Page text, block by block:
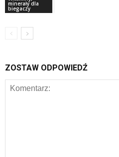
minerały dla
biegaczy
ZOSTAW ODPOWIEDŹ